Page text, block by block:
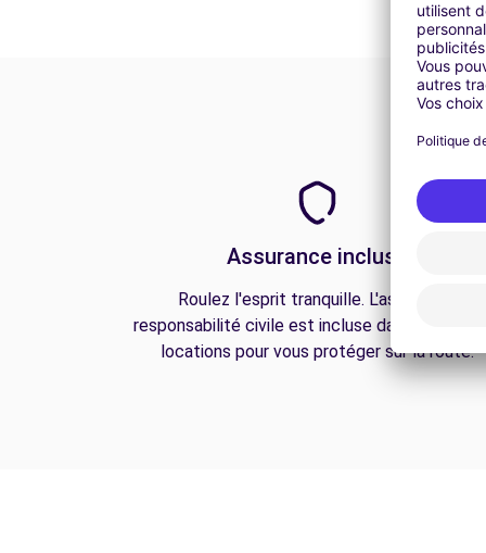
Assurance incluse
Roulez l'esprit tranquille. L'assurance
responsabilité civile est incluse dans toutes
locations pour vous protéger sur la route.